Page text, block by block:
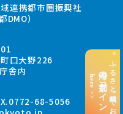
“ふるさと納税”でお支払い
海の京都コイン
here >>
連携都市圏振興社
DMO）
口大野226
舎内
68-5056